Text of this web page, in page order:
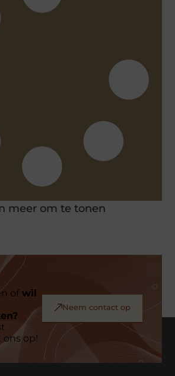
meer om te tonen
ofwil
op!
Neem contact op